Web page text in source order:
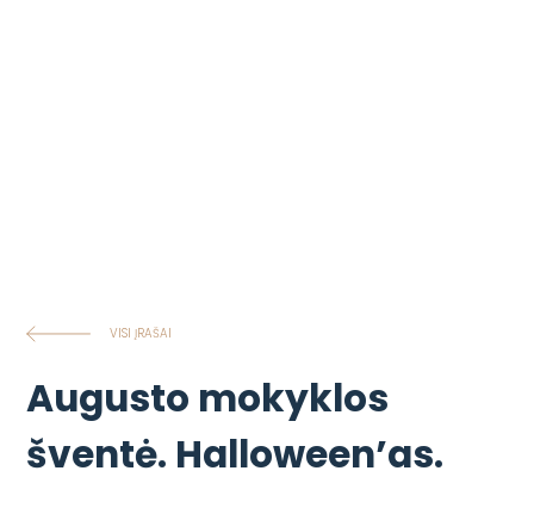
VISI ĮRAŠAI
Augusto mokyklos
šventė. Halloween’as.